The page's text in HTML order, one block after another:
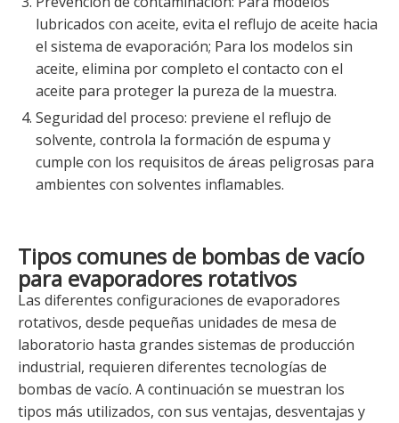
lubricados con aceite, evita el reflujo de aceite hacia
el sistema de evaporación; Para los modelos sin
aceite, elimina por completo el contacto con el
aceite para proteger la pureza de la muestra.
Seguridad del proceso: previene el reflujo de
solvente, controla la formación de espuma y
cumple con los requisitos de áreas peligrosas para
ambientes con solventes inflamables.
Tipos comunes de bombas de vacío
para evaporadores rotativos
Las diferentes configuraciones de evaporadores
rotativos, desde pequeñas unidades de mesa de
laboratorio hasta grandes sistemas de producción
industrial, requieren diferentes tecnologías de
bombas de vacío. A continuación se muestran los
tipos más utilizados, con sus ventajas, desventajas y